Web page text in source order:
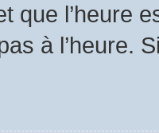
que
à l’heure.